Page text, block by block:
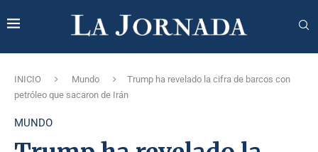
INICIO Mundo
Trump ha revelado la cifra de barcos con
petróleo que sacaron de Irán
MUNDO